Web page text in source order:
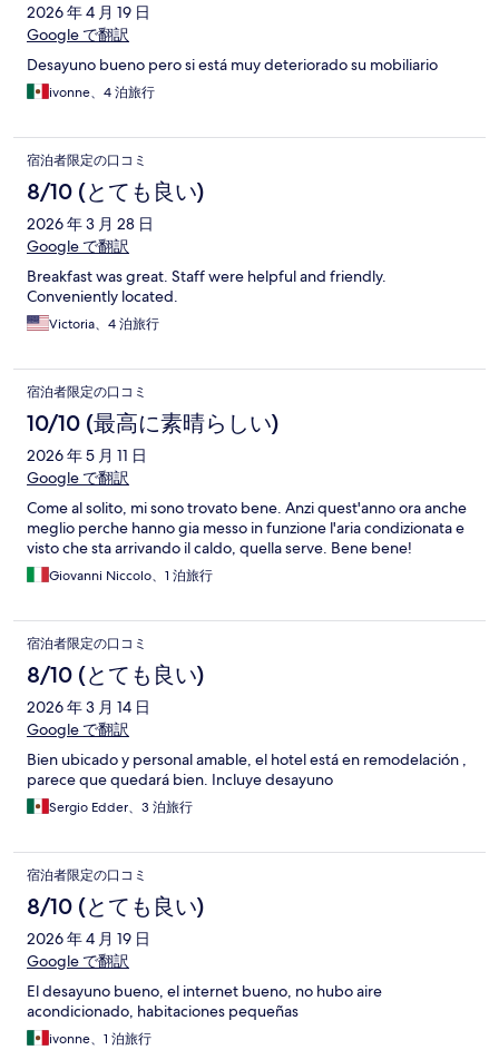
2026 年 4 月 19 日
Google で翻訳
Desayuno bueno pero si está muy deteriorado su mobiliario
ivonne、4 泊旅行
宿泊者限定の口コミ
8/10 (とても良い)
2026 年 3 月 28 日
Google で翻訳
Breakfast was great. Staff were helpful and friendly.
Conveniently located.
Victoria、4 泊旅行
宿泊者限定の口コミ
10/10 (最高に素晴らしい)
2026 年 5 月 11 日
Google で翻訳
Come al solito, mi sono trovato bene. Anzi quest'anno ora anche
meglio perche hanno gia messo in funzione l'aria condizionata e
visto che sta arrivando il caldo, quella serve. Bene bene!
Giovanni Niccolo、1 泊旅行
宿泊者限定の口コミ
8/10 (とても良い)
2026 年 3 月 14 日
Google で翻訳
Bien ubicado y personal amable, el hotel está en remodelación ,
parece que quedará bien. Incluye desayuno
Sergio Edder、3 泊旅行
宿泊者限定の口コミ
8/10 (とても良い)
2026 年 4 月 19 日
Google で翻訳
El desayuno bueno, el internet bueno, no hubo aire
acondicionado, habitaciones pequeñas
ivonne、1 泊旅行